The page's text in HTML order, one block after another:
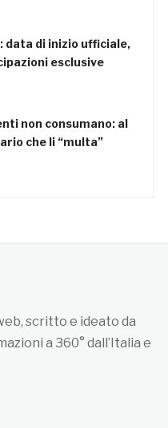
data di inizio ufficiale,
esclusive
non consumano: al
che li “multa”
scritto e ideato da
a 360° dall’Italia e